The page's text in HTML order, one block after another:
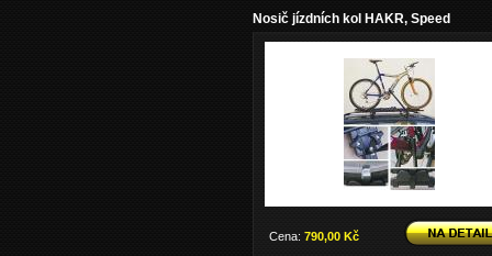
Nosič jízdních kol HAKR, Speed
Cena: 790,00 Kč